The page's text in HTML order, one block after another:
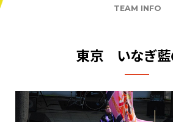
TEAM INFO
東京 いなぎ藍